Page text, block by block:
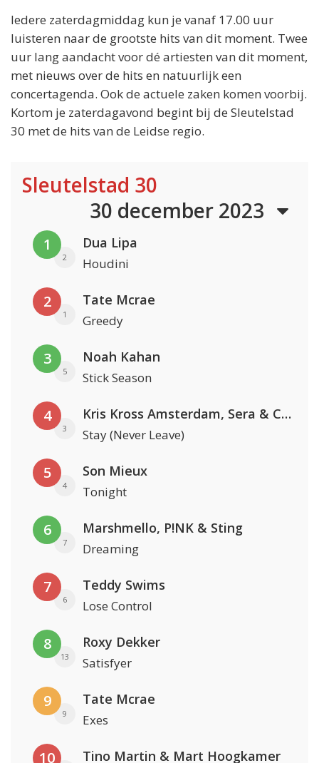
Iedere zaterdagmiddag kun je vanaf 17.00 uur
luisteren naar de grootste hits van dit moment. Twee
uur lang aandacht voor dé artiesten van dit moment,
met nieuws over de hits en natuurlijk een
concertagenda. Ook de actuele zaken komen voorbij.
Kortom je zaterdagavond begint bij de Sleutelstad
30 met de hits van de Leidse regio.
Sleutelstad 30
30 december 2023
1
2
Dua Lipa
Houdini
2
1
Tate Mcrae
Greedy
3
5
Noah Kahan
Stick Season
4
3
Kris Kross Amsterdam, Sera & Conor Maynard
Stay (Never Leave)
5
4
Son Mieux
Tonight
6
7
Marshmello, P!NK & Sting
Dreaming
7
6
Teddy Swims
Lose Control
8
13
Roxy Dekker
Satisfyer
9
9
Tate Mcrae
Exes
10 Tino Martin & Mart Hoogkamer